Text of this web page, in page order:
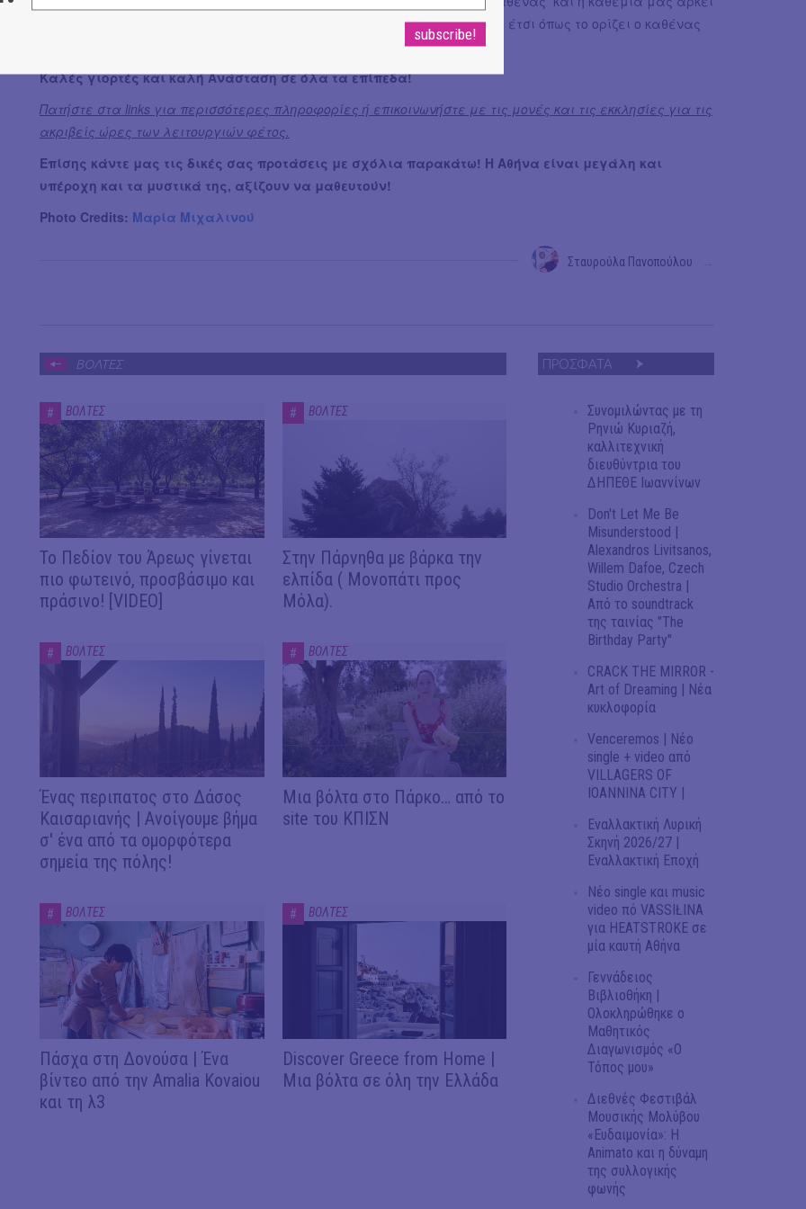
να νιώσουμε αυτή την ψυχική ηρεμία που οτιδήποτε ιερό και υπερκόσμιο, έτσι όπως το ορίζει ο καθένας
Καλές γιορτές και καλή Ανάσταση σε όλα τα επίπεδα!
Πατήστε στα links για περισσότερες πληροφορίες ή επικοινωνήστε με τις μονές και τις εκκλησίες για τις
ακριβείς ώρες των λειτουργιών φέτος.
Επίσης κάντε μας τις δικές σας προτάσεις με σχόλια παρακάτω! Η Αθήνα είναι μεγάλη και
υπέροχη και τα μυστικά της, αξίζουν να μαθευτούν!
Photo Credits: Μαρία Μιχαλινού
Σταυρούλα Πανοπούλου
ΒΟΛΤΕΣ
# ΒΟΛΤΕΣ
Το Πεδίον του Άρεως γίνεται
πιο φωτεινό, προσβάσιμο και
πράσινο! [VIDEO]
# ΒΟΛΤΕΣ
Στην Πάρνηθα με βάρκα την
ελπίδα ( Μονοπάτι προς
Μόλα).
# ΒΟΛΤΕΣ
Ένας περιπατος στο Δάσος
Καισαριανής | Ανοίγουμε βήμα
σ' ένα από τα ομορφότερα
σημεία της πόλης!
# ΒΟΛΤΕΣ
Μια βόλτα στο Πάρκο… από το
site του ΚΠΙΣΝ
# ΒΟΛΤΕΣ
Πάσχα στη Δονούσα | Ένα
βίντεο από την Amalia Kovaiou
και τη λ3
# ΒΟΛΤΕΣ
Discover Greece from Home |
Μια βόλτα σε όλη την Ελλάδα
ΠΡΟΣΦΑΤΑ
Συνομιλώντας με τη
Ρηνιώ Κυριαζή,
καλλιτεχνική
διευθύντρια του
ΔΗΠΕΘΕ Ιωαννίνων
Don't Let Me Be
Misunderstood |
Alexandros Livitsanos,
Willem Dafoe, Czech
Studio Orchestra |
Από το soundtrack
της ταινίας "The
Birthday Party"
CRACK THE MIRROR -
Art of Dreaming | Νέα
κυκλοφορία
Venceremos | Νέο
single + video από
VILLAGERS OF
IOANNINA CITY |
Εναλλακτική Λυρική
Σκηνή 2026/27 |
Εναλλακτική Εποχή
Νέο single και music
video πό VASSIŁINA
για HEATSTROKE σε
μία καυτή Αθήνα
Γεννάδειος
Βιβλιοθήκη |
Ολοκληρώθηκε ο
Μαθητικός
Διαγωνισμός «Ο
Τόπος μου»
Διεθνές Φεστιβάλ
Μουσικής Μολύβου
«Ευδαιμονία»: Η
Animato και η δύναμη
της συλλογικής
φωνής